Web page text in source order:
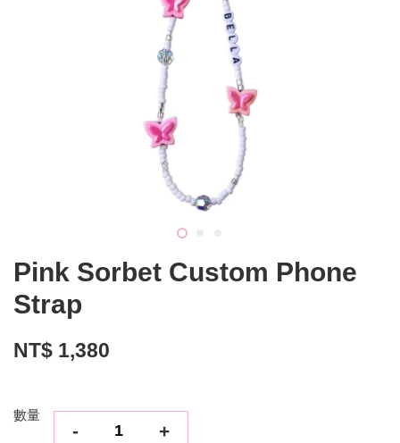
Pink Sorbet Custom Phone
Strap
NT$ 1,380
數量
- +